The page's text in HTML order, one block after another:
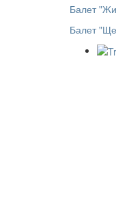
Балет
Балет